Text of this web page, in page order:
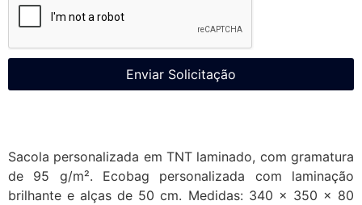
Enviar Solicitação
Sacola personalizada em TNT laminado, com gramatura
de 95 g/m². Ecobag personalizada com laminação
brilhante e alças de 50 cm. Medidas: 340 x 350 x 80